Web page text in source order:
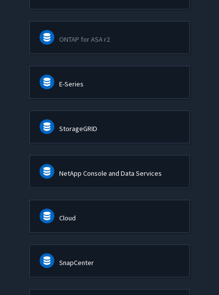
ONTAP for ASA r2
E-Series
StorageGRID
NetApp Console and Data Services
Cloud
SnapCenter